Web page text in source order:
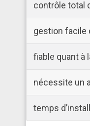
contrôle total
gestion facile
fiable quant à
nécessite un
temps